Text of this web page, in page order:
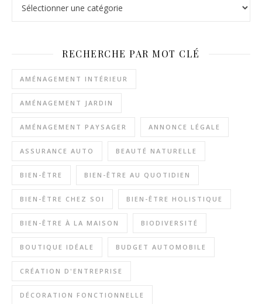
RECHERCHE PAR MOT CLÉ
AMÉNAGEMENT INTÉRIEUR
AMÉNAGEMENT JARDIN
AMÉNAGEMENT PAYSAGER ANNONCE LÉGALE
ASSURANCE AUTO BEAUTÉ NATURELLE
BIEN-ÊTRE BIEN-ÊTRE AU QUOTIDIEN
BIEN-ÊTRE CHEZ SOI BIEN-ÊTRE HOLISTIQUE
BIEN-ÊTRE À LA MAISON BIODIVERSITÉ
BOUTIQUE IDÉALE BUDGET AUTOMOBILE
CRÉATION D'ENTREPRISE
DÉCORATION FONCTIONNELLE